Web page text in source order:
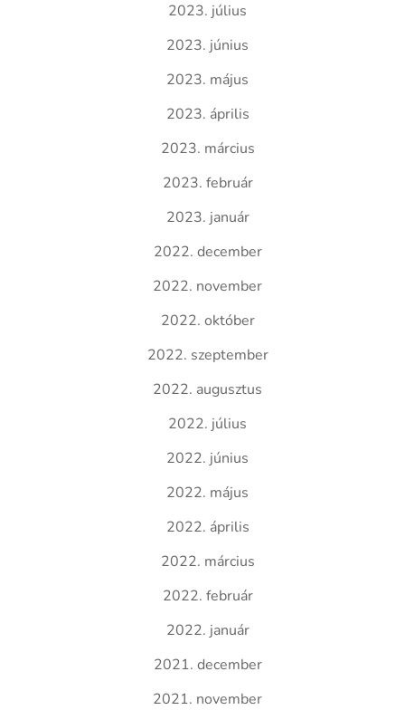
2023. július
2023. június
2023. május
2023. április
2023. március
2023. február
2023. január
2022. december
2022. november
2022. október
2022. szeptember
2022. augusztus
2022. július
2022. június
2022. május
2022. április
2022. március
2022. február
2022. január
2021. december
2021. november